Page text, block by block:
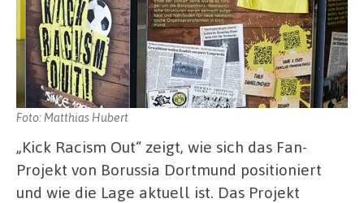
Foto: Matthias Hubert
„Kick Racism Out“ zeigt, wie sich das Fan-
Projekt von Borussia Dortmund positioniert
und wie die Lage aktuell ist. Das Projekt